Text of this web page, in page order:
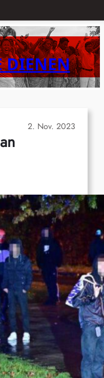
DIENEN
2. Nov. 2023